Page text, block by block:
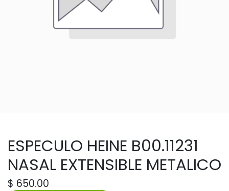
ESPECULO HEINE B00.11231
NASAL EXTENSIBLE METALICO
$ 650.00